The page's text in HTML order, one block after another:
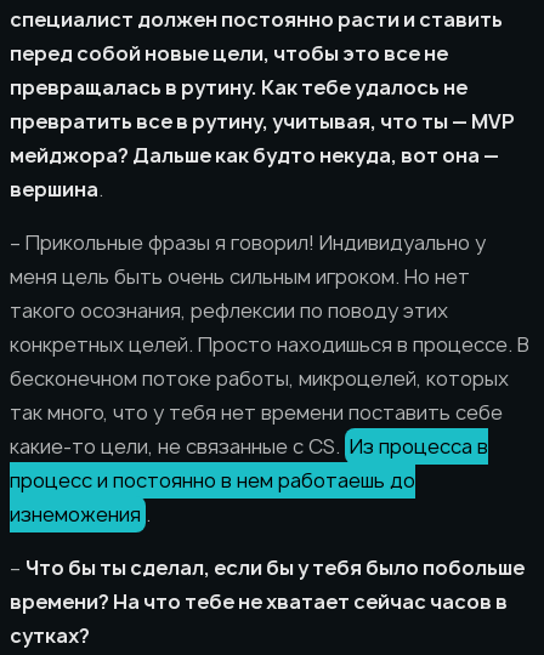
специалист должен постоянно расти и ставить
перед собой новые цели, чтобы это все не
превращалась в рутину. Как тебе удалось не
превратить все в рутину, учитывая, что ты — MVP
мейджора? Дальше как будто некуда, вот она —
вершина.
– Прикольные фразы я говорил! Индивидуально у
меня цель быть очень сильным игроком. Но нет
такого осознания, рефлексии по поводу этих
конкретных целей. Просто находишься в процессе. В
бесконечном потоке работы, микроцелей, которых
так много, что у тебя нет времени поставить себе
какие-то цели, не связанные с CS. Из процесса в
процесс и постоянно в нем работаешь до
изнеможения .
– Что бы ты сделал, если бы у тебя было побольше
времени? На что тебе не хватает сейчас часов в
сутках?